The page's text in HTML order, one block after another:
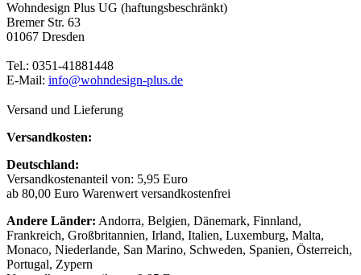
Wohndesign Plus UG (haftungsbeschränkt)
Bremer Str. 63
01067 Dresden
Tel.: 0351-41881448
E-Mail: info@wohndesign-plus.de
Versand und Lieferung
Versandkosten:
Deutschland:
Versandkostenanteil von: 5,95 Euro
ab 80,00 Euro Warenwert versandkostenfrei
Andere Länder: Andorra, Belgien, Dänemark, Finnland,
Frankreich, Großbritannien, Irland, Italien, Luxemburg, Malta,
Monaco, Niederlande, San Marino, Schweden, Spanien, Österreich,
Portugal, Zypern